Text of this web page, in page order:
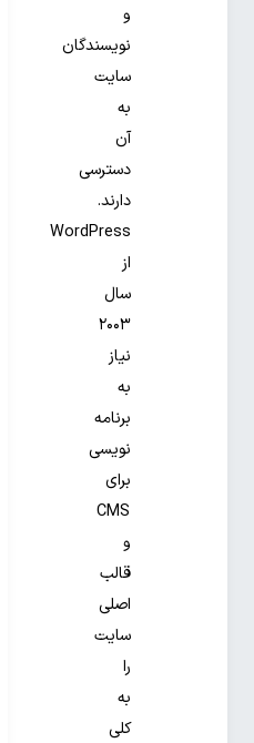
و
نویسندگان
سایت
به
آن
دسترسی
دارند.
WordPress
از
سال
۲۰۰۳
نیاز
به
برنامه
نویسی
برای
CMS
و
قالب
اصلی
سایت
را
به
کلی